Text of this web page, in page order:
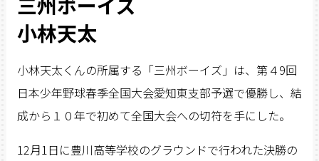
小林天太
小林天太くんの所属する「三州ボーイズ」は、第４9回
日本少年野球春季全国大会愛知東支部予選で優勝し、結
成から１０年で初めて全国大会への切符を手にした。
12月1日に豊川高等学校のグラウンドで行われた決勝の